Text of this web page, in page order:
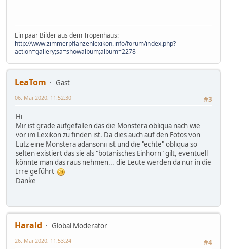
Ein paar Bilder aus dem Tropenhaus:
http://www.zimmerpflanzenlexikon.info/forum/index.php?
action=gallery;sa=showalbum;album=2278
LeaTom
Gast
#3
06. Mai 2020, 11:52:30
Hi
Mir ist grade aufgefallen das die Monstera obliqua nach wie
vor im Lexikon zu finden ist. Da dies auch auf den Fotos von
Lutz eine Monstera adansonii ist und die "echte" obliqua so
selten existiert das sie als "botanisches Einhorn" gilt, eventuell
könnte man das raus nehmen... die Leute werden da nur in die
Irre geführt
Danke
Harald
Global Moderator
#4
26. Mai 2020, 11:53:24